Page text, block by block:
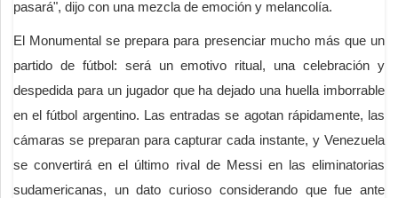
pasará", dijo con una mezcla de emoción y melancolía.
El Monumental se prepara para presenciar mucho más que un
partido de fútbol: será un emotivo ritual, una celebración y
despedida para un jugador que ha dejado una huella imborrable
en el fútbol argentino. Las entradas se agotan rápidamente, las
cámaras se preparan para capturar cada instante, y Venezuela
se convertirá en el último rival de Messi en las eliminatorias
sudamericanas, un dato curioso considerando que fue ante